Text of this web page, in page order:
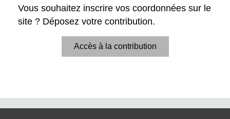
Vous souhaitez inscrire vos coordonnées sur le
site ? Déposez votre contribution.
Accès à la contribution